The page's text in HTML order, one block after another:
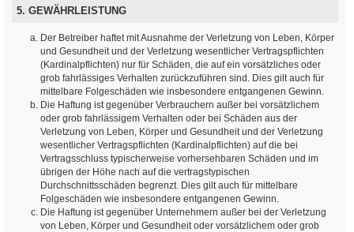
5. GEWÄHRLEISTUNG
Der Betreiber haftet mit Ausnahme der Verletzung von Leben, Körper
und Gesundheit und der Verletzung wesentlicher Vertragspflichten
(Kardinalpflichten) nur für Schäden, die auf ein vorsätzliches oder
grob fahrlässiges Verhalten zurückzuführen sind. Dies gilt auch für
mittelbare Folgeschäden wie insbesondere entgangenen Gewinn.
Die Haftung ist gegenüber Verbrauchern außer bei vorsätzlichem
oder grob fahrlässigem Verhalten oder bei Schäden aus der
Verletzung von Leben, Körper und Gesundheit und der Verletzung
wesentlicher Vertragspflichten (Kardinalpflichten) auf die bei
Vertragsschluss typischerweise vorhersehbaren Schäden und im
übrigen der Höhe nach auf die vertragstypischen
Durchschnittsschäden begrenzt. Dies gilt auch für mittelbare
Folgeschäden wie insbesondere entgangenen Gewinn.
Die Haftung ist gegenüber Unternehmern außer bei der Verletzung
von Leben, Körper und Gesundheit oder vorsätzlichem oder grob